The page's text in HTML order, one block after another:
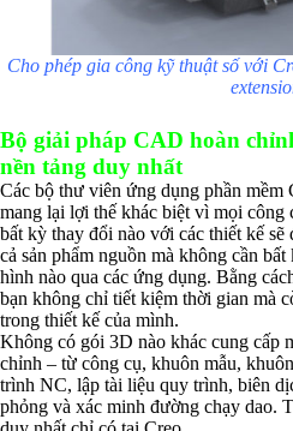
Cho phép gia công kỹ thuật số với
Bộ giải pháp CAD hoàn
nền tảng duy nhất
Các bộ thư viên ứng dụng phần
mang lại lợi thế khác biệt vì mọi công
bất kỳ thay đổi nào với các thiết kế
cả sản phẩm nguồn mà không cần
hình nào qua các ứng dụng. Bằng
bạn không chỉ tiết kiệm thời gian mà
trong thiết kế của mình.
Không có gói 3D nào khác cung cấp
chỉnh – từ công cụ, khuôn mẫu,
trình NC, lập tài liệu quy trình, biên
phỏng và xác minh đường chạy dao.